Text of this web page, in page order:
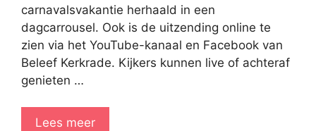
carnavalsvakantie herhaald in een
dagcarrousel. Ook is de uitzending online te
zien via het YouTube-kanaal en Facebook van
Beleef Kerkrade. Kijkers kunnen live of achteraf
genieten …
Lees meer